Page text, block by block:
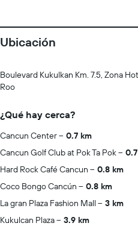
Ubicación
Boulevard Kukulkan Km. 7.5, Zona
Roo
¿Qué hay cerca?
Cancun Center
0.7 km
Cancun Golf Club at Pok Ta Pok
Hard Rock Café Cancun
0.8 km
Coco Bongo Cancún
0.8 km
La gran Plaza Fashion Mall
3 km
Kukulcan Plaza
3.9 km